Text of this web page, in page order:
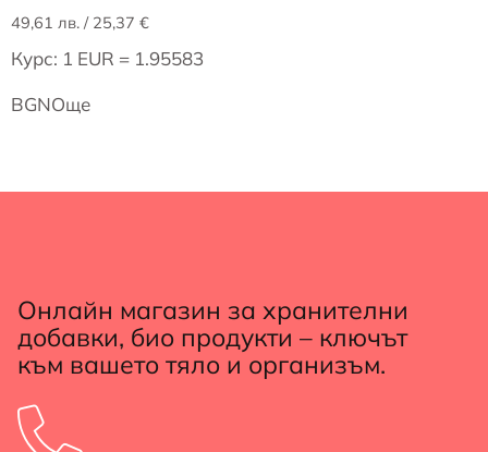
49,61 лв. / 25,37 €
Курс: 1 EUR = 1.95583
BGNОще
Онлайн магазин за хранителни
добавки, био продукти – ключът
към вашето тяло и организъм.